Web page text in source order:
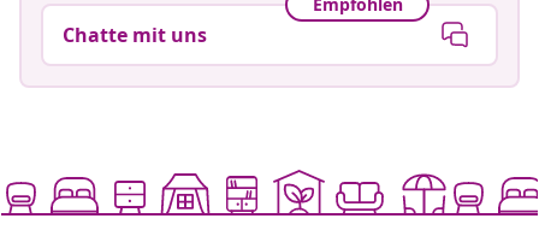
Empfohlen
Chatte mit uns